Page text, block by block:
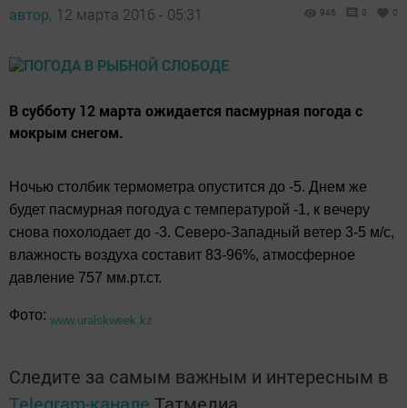
автор, 12 марта 2016 - 05:31 946 0 0
В субботу 12 марта ожидается пасмурная погода с
мокрым снегом.
Ночью столбик термометра опустится до -5. Днем же
будет пасмурная погодуа с температурой -1, к вечеру
снова похолодает до -3. Северо-Западный ветер 3-5 м/с,
влажность воздуха составит 83-96%, атмосферное
давление 757 мм.рт.ст.
Фото: www.uralskweek.kz
Следите за самым важным и интересным в